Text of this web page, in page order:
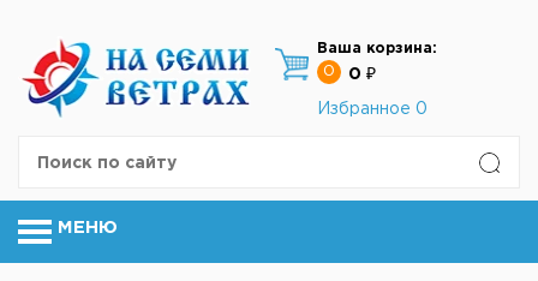
Ваша корзина:
0
0 ₽
Избранное 0
МЕНЮ